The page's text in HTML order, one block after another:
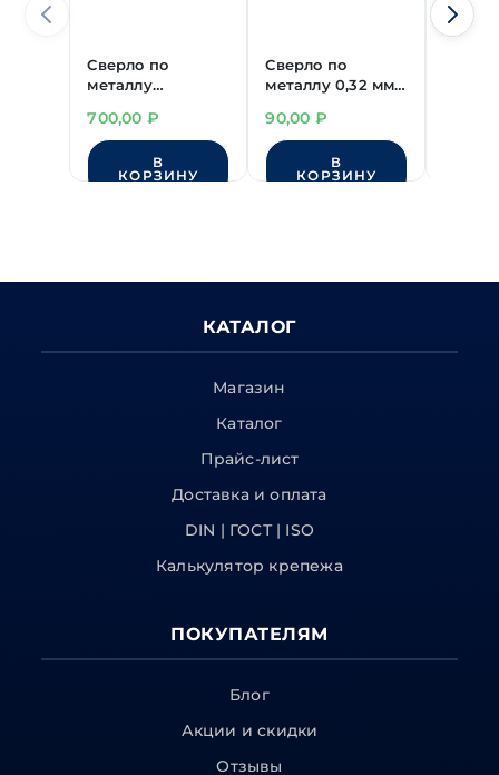
Сверло по
металлу
EXTREME2
5.0х46/86 мм
700,00 ₽
В
КОРЗИНУ
Сверло по
металлу 0,32 мм
утолщенный ц/х
90,00 ₽
В
КОРЗИНУ
КАТАЛОГ
Магазин
Каталог
Прайс-лист
Доставка и оплата
DIN | ГОСТ | ISO
Калькулятор крепежа
ПОКУПАТЕЛЯМ
Блог
Акции и скидки
Отзывы